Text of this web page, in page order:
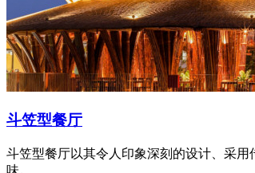
斗笠型餐厅
斗笠型餐厅以其令人印象深刻的设计、采
味。